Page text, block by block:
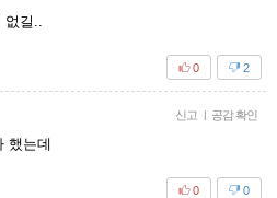
없길..
2
0
신고 | 공감 확인
했는데
0
0